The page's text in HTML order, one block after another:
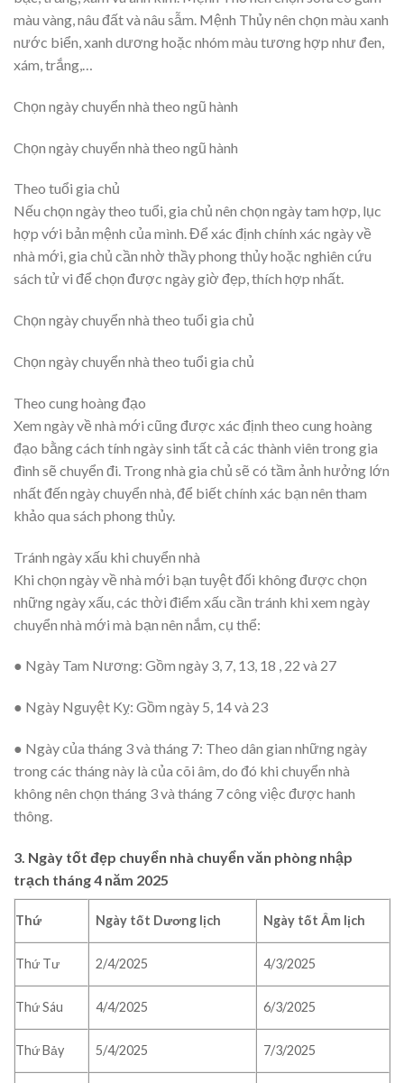
màu vàng, nâu đất và nâu sẫm. Mệnh Thủy nên chọn màu xanh
nước biển, xanh dương hoặc nhóm màu tương hợp như đen,
xám, trắng,…
Chọn ngày chuyển nhà theo ngũ hành
Chọn ngày chuyển nhà theo ngũ hành
Theo tuổi gia chủ
Nếu chọn ngày theo tuổi, gia chủ nên chọn ngày tam hợp, lục
hợp với bản mệnh của mình. Để xác định chính xác ngày về
nhà mới, gia chủ cần nhờ thầy phong thủy hoặc nghiên cứu
sách tử vi để chọn được ngày giờ đẹp, thích hợp nhất.
Chọn ngày chuyển nhà theo tuổi gia chủ
Chọn ngày chuyển nhà theo tuổi gia chủ
Theo cung hoàng đạo
Xem ngày về nhà mới cũng được xác định theo cung hoàng
đạo bằng cách tính ngày sinh tất cả các thành viên trong gia
đình sẽ chuyển đi. Trong nhà gia chủ sẽ có tầm ảnh hưởng lớn
nhất đến ngày chuyển nhà, để biết chính xác bạn nên tham
khảo qua sách phong thủy.
Tránh ngày xấu khi chuyển nhà
Khi chọn ngày về nhà mới bạn tuyệt đối không được chọn
những ngày xấu, các thời điểm xấu cần tránh khi xem ngày
chuyển nhà mới mà bạn nên nắm, cụ thể:
● Ngày Tam Nương: Gồm ngày 3, 7, 13, 18 , 22 và 27
● Ngày Nguyệt Kỵ: Gồm ngày 5, 14 và 23
● Ngày của tháng 3 và tháng 7: Theo dân gian những ngày
trong các tháng này là của cõi âm, do đó khi chuyển nhà
không nên chọn tháng 3 và tháng 7 công việc được hanh
thông.
3. Ngày tốt đẹp chuyển nhà chuyển văn phòng nhập
trạch tháng 4 năm 2025
Thứ Ngày tốt Dương lịch Ngày tốt Âm lịch
Thứ Tư 2/4/2025 4/3/2025
Thứ Sáu 4/4/2025 6/3/2025
Thứ Bảy 5/4/2025 7/3/2025